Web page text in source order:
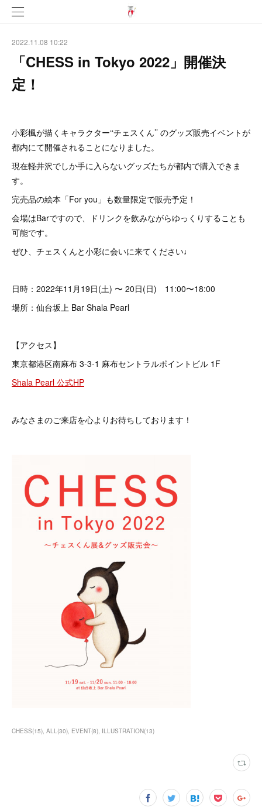
2022.11.08 10:22
「CHESS in Tokyo 2022」開催決
定！
小彩楓が描くキャラクター‘‘チェスくん’’ のグッズ販売イベントが
都内にて開催されることになりました。
現在軽井沢でしか手に入らないグッズたちが都内で購入できま
す。
完売品の絵本「For you」も数量限定で販売予定！
会場はBarですので、ドリンクを飲みながらゆっくりすることも
可能です。
ぜひ、チェスくんと小彩に会いに来てください♩
日時：2022年11月19日(土) 〜 20日(日) 11:00〜18:00
場所：仙台坂上 Bar Shala Pearl
【アクセス】
東京都港区南麻布 3-3-1 麻布セントラルポイントビル 1F
Shala Pearl 公式HP
みなさまのご来店を心よりお待ちしております！
CHESS(15) ALL (30) EVENT(8) ILLUSTRATION(13)